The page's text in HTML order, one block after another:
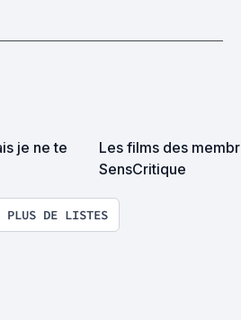
je ne te
Les films des
SensCritique
PLUS DE LISTES